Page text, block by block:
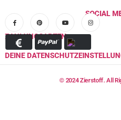
SOCIAL
ZAHLUNGSARTEN
DEINE
© 2024 Zierstoff. All